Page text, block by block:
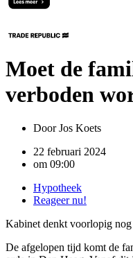
Moet de
verboden
DoorJos Koets
22 februari 2024
om 09:00
Hypotheek
Reageer nu!
Kabinet denkt voorlopig nog
De afgelopen tijd komt de